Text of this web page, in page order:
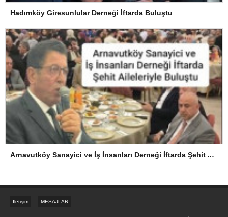
Hadımköy Giresunlular Derneği İftarda Buluştu
Arnavutköy Sanayici ve İş İnsanları Derneği İftarda Şehit Aileleriyle Buluştu
İletişim MESAJLAR